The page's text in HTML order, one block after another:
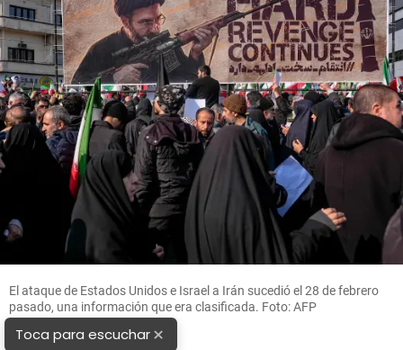
El ataque de Estados Unidos e Israel a Irán sucedió el 28 de febrero
pasado, una información que era clasificada. Foto: AFP
Toca para escuchar×